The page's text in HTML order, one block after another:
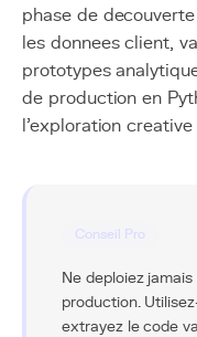
phase de
les donnees client,
prototypes
de production en
l'exploration
Conseil Pro
Ne deploiez
production.
extrayez le code